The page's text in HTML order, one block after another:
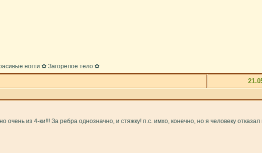
ногти ✿ Загорелое тело ✿
очень из 4-ки!!! За ребра однозначно, и стяжку! п.с. имхо, конечно, но я человеку отказал